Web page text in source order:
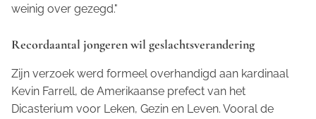
weinig over gezegd."
Recordaantal jongeren wil geslachtsverandering
Zijn verzoek werd formeel overhandigd aan kardinaal
Kevin Farrell, de Amerikaanse prefect van het
Dicasterium voor Leken, Gezin en Leven. Vooral de